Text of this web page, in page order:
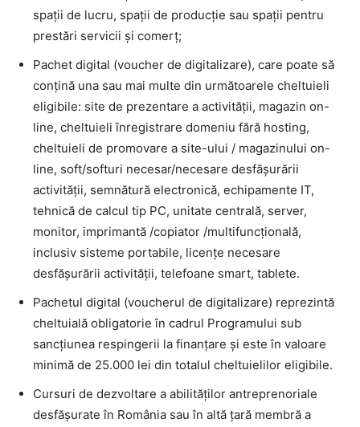
spații de lucru, spații de producție sau spații pentru
prestări servicii și comerț;
Pachet digital (voucher de digitalizare), care poate să
conțină una sau mai multe din următoarele cheltuieli
eligibile: site de prezentare a activității, magazin on-
line, cheltuieli înregistrare domeniu fără hosting,
cheltuieli de promovare a site-ului / magazinului on-
line, soft/softuri necesar/necesare desfășurării
activității, semnătură electronică, echipamente IT,
tehnică de calcul tip PC, unitate centrală, server,
monitor, imprimantă /copiator /multifuncțională,
inclusiv sisteme portabile, licențe necesare
desfășurării activității, telefoane smart, tablete.
Pachetul digital (voucherul de digitalizare) reprezintă
cheltuială obligatorie în cadrul Programului sub
sancțiunea respingerii la finanțare și este în valoare
minimă de 25.000 lei din totalul cheltuielilor eligibile.
Cursuri de dezvoltare a abilităților antreprenoriale
desfășurate în România sau în altă țară membră a